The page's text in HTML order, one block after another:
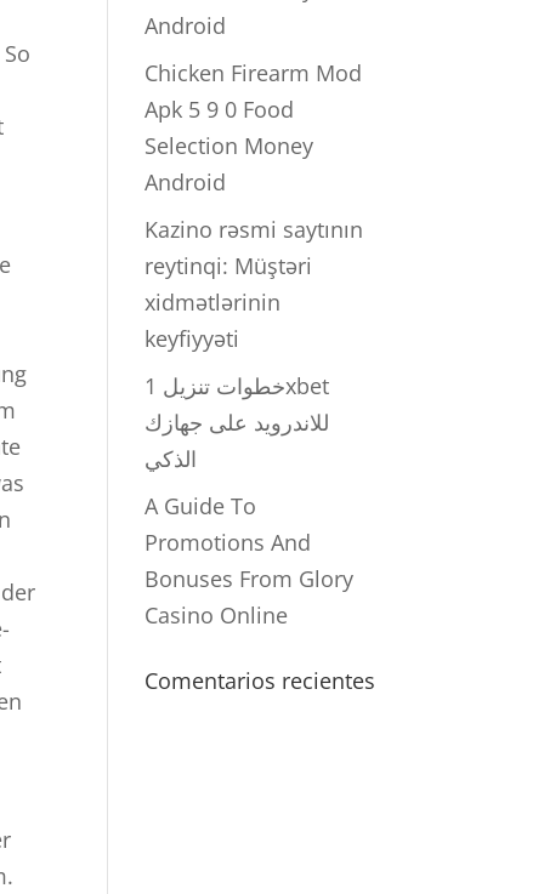
Android
Chicken Firearm Mod
Apk 5 9 0 Food
Selection Money
Android
Kazino rəsmi saytının
reytinqi: Müştəri
xidmətlərinin
keyfiyyəti
خطوات تنزيل 1xbet
للاندرويد على جهازك
الذكي
A Guide To
Promotions And
Bonuses From Glory
Casino Online
Comentarios recientes